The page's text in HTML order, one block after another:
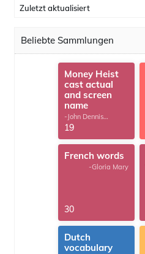
Zuletzt aktualisiert
Beliebte Sammlungen
Money Heist
cast actual
and screen
name
-John Dennis
G.Thomas
19
French words
-Gloria Mary
30
Dutch
vocabulary